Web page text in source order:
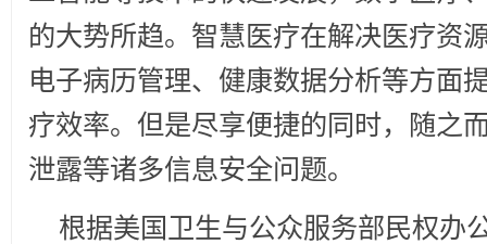
的大势所趋。智慧医疗在解决医疗资
电子病历管理、健康数据分析等方面
疗效率。但是尽享便捷的同时，随之
泄露等诸多信息安全问题。
根据美国卫生与公众服务部民权办